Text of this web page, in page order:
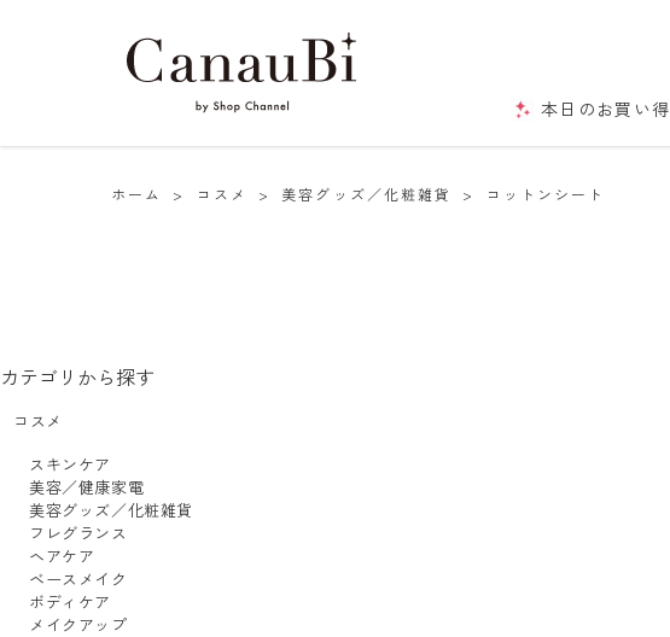
本日のお買い得
ホーム > コスメ > 美容グッズ／化粧雑貨 > コットンシート
カテゴリから探す
コスメ
スキンケア
美容／健康家電
美容グッズ／化粧雑貨
フレグランス
ヘアケア
ベースメイク
ボディケア
メイクアップ